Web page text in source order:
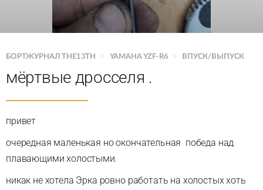
БОРТЖУРНАЛ THE13TH > YAMAHA YZF-R6 > ВПУСК/ВЫПУСК
мёртвые дросселя .
привет
очередная маленькая но окончательная победа над
плавающими холостыми.
никак не хотела Эрка ровно работать на холостых хоть